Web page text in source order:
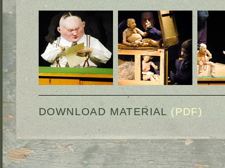
DOWNLOAD MATERIAL (PDF)